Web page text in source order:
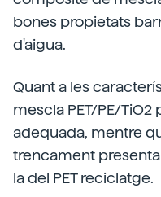
bones propietats
d'aigua.
Quant a les
mescla PET/PE/
adequada, mentre
trencament
la del PET reciclatge.